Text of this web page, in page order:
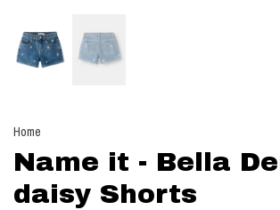
Home
Name it - Bella
daisy Shorts